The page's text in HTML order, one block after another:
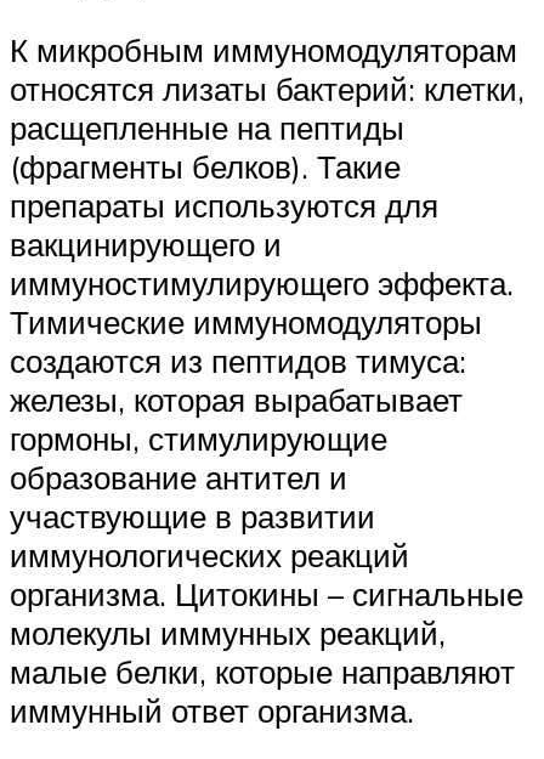
К микробным иммуномодуляторам
относятся лизаты бактерий: клетки,
расщепленные на пептиды
(фрагменты белков). Такие
препараты используются для
вакцинирующего и
иммуностимулирующего эффекта.
Тимические иммуномодуляторы
создаются из пептидов тимуса:
железы, которая вырабатывает
гормоны, стимулирующие
образование антител и
участвующие в развитии
иммунологических реакций
организма. Цитокины – сигнальные
молекулы иммунных реакций,
малые белки, которые направляют
иммунный ответ организма.